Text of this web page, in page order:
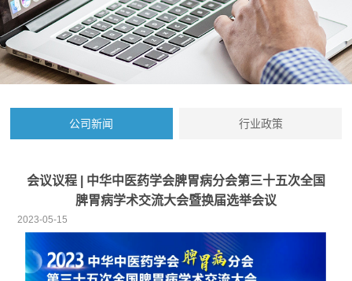
公司新闻 行业政策
会议议程 | 中华中医药学会脾胃病分会第三十五次全国
脾胃病学术交流大会暨换届选举会议
2023-05-15